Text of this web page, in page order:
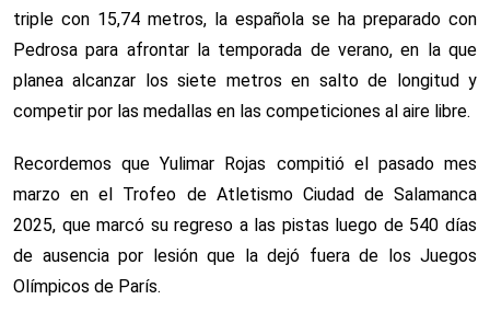
triple con 15,74 metros, la española se ha preparado con
Pedrosa para afrontar la temporada de verano, en la que
planea alcanzar los siete metros en salto de longitud y
competir por las medallas en las competiciones al aire libre.
Recordemos que Yulimar Rojas compitió el pasado mes
marzo en el Trofeo de Atletismo Ciudad de Salamanca
2025, que marcó su regreso a las pistas luego de 540 días
de ausencia por lesión que la dejó fuera de los Juegos
Olímpicos de París.